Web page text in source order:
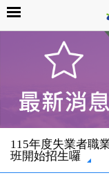
115年度失業者職
班開始招生囉